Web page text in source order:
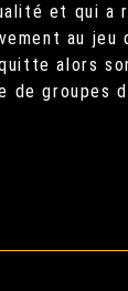
et qui a
au jeu
alors
de groupes